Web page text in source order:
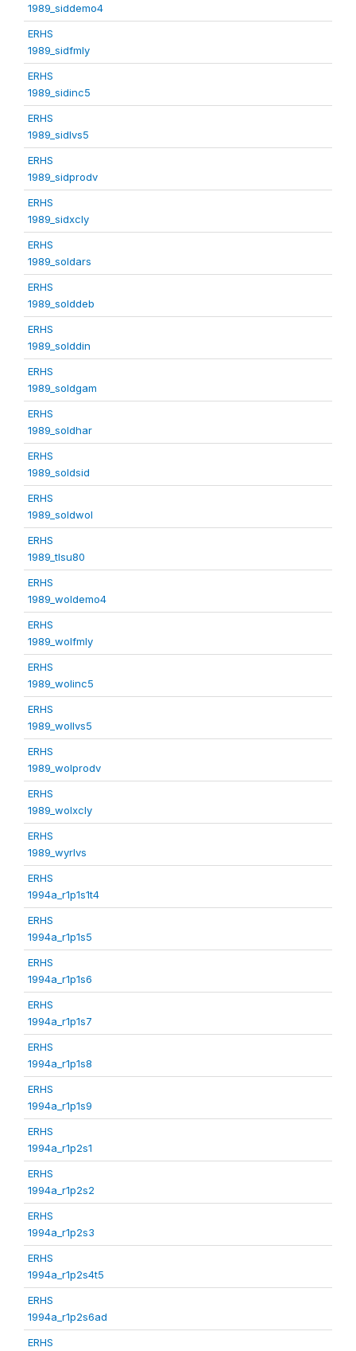
1989_siddemo4
ERHS
1989_sidfmly
ERHS
1989_sidinc5
ERHS
1989_sidlvs5
ERHS
1989_sidprodv
ERHS
1989_sidxcly
ERHS
1989_soldars
ERHS
1989_solddeb
ERHS
1989_solddin
ERHS
1989_soldgam
ERHS
1989_soldhar
ERHS
1989_soldsid
ERHS
1989_soldwol
ERHS
1989_tlsu80
ERHS
1989_woldemo4
ERHS
1989_wolfmly
ERHS
1989_wolinc5
ERHS
1989_wollvs5
ERHS
1989_wolprodv
ERHS
1989_wolxcly
ERHS
1989_wyrlvs
ERHS
1994a_r1p1s1t4
ERHS
1994a_r1p1s5
ERHS
1994a_r1p1s6
ERHS
1994a_r1p1s7
ERHS
1994a_r1p1s8
ERHS
1994a_r1p1s9
ERHS
1994a_r1p2s1
ERHS
1994a_r1p2s2
ERHS
1994a_r1p2s3
ERHS
1994a_r1p2s4t5
ERHS
1994a_r1p2s6ad
ERHS